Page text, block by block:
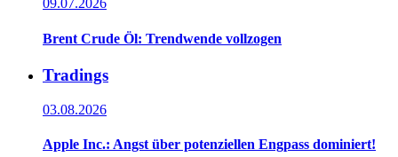
09.07.2026
Brent Crude Öl: Trendwende vollzogen
Tradings
03.08.2026
Apple Inc.: Angst über potenziellen Engpass dominiert!